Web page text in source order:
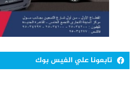
تابعونا علي الفيس بوك